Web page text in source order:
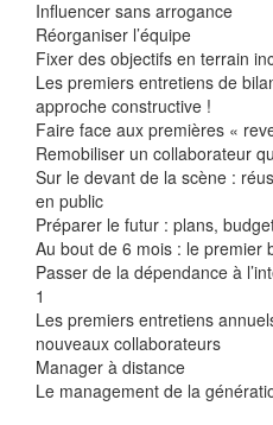
Influencer sans arrogance
Réorganiser l’équipe
Fixer des objectifs en terrain
Les premiers entretiens de
approche constructive !
Faire face aux premières «
Remobiliser un collaborateur
Sur le devant de la scène :
en public
Préparer le futur : plans,
Au bout de 6 mois : le premier
Passer de la dépendance à
1
Les premiers entretiens
nouveaux collaborateurs
Manager à distance
Le management de la